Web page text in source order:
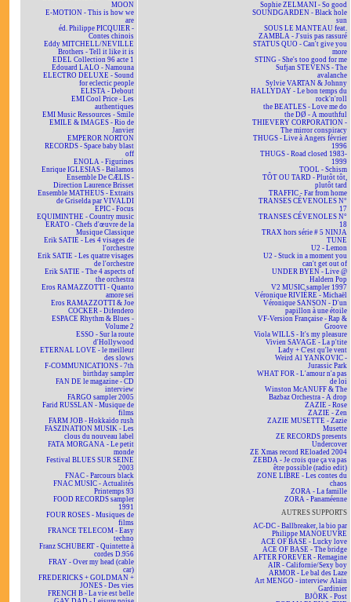
MOON
E-MOTION - This is how we
are
éd. Philippe PICQUIER -
Contes chinois
Eddy MITCHELL/NEVILLE
Brothers - Tell it like it is
EDEL Collection 96 acte 1
Edouard LALO - Namouna
ELECTRO DELUXE - Sound
for eclectic people
ELISTA - Debout
EMI Cool Price - Les
authentiques
EMI Music Ressources - Smile
EMILE & IMAGES - Rio de
Janvier
EMPEROR NORTON
RECORDS - Space baby blast
off
ENOLA - Figurines
Enrique IGLESIAS - Bailamos
Ensemble De CÆLIS -
Direction Laurence Brisset
Ensemble MATHEUS - Extraits
de Griselda par VIVALDI
EPIC - Focus
EQUIMINTHE - Country music
ERATO - Chefs d'œuvre de la
Musique Classique
Erik SATIE - Les 4 visages de
l'orchestre
Erik SATIE - Les quatre visages
de l'orchestre
Erik SATIE - The 4 aspects of
the orchestra
Eros RAMAZZOTTI - Quanto
amore sei
Eros RAMAZZOTTI & Joe
COCKER - Difendero
ESPACE Rhythm & Blues -
Volume 2
ESSO - Sur la route
d'Hollywood
ETERNAL LOVE - le meilleur
des slows
F-COMMUNICATIONS - 7th
birthday sampler
FAN DE le magazine - CD
interview
FARGO sampler 2005
Farid RUSSLAN - Musique de
films
FARM JOB - Hokkaïdo rush
FASZINATION MUSIK - Les
clous du nouveau label
FATA MORGANA - Le petit
monde
Festival BLUES SUR SEINE
2003
FNAC - Parcours black
FNAC MUSIC - Actualités
Printemps 93
FOOD RECORDS sampler
1991
FOUR ROSES - Musiques de
films
FRANCE TELECOM - Easy
techno
Franz SCHUBERT - Quintette à
cordes D.956
FRAY - Over my head (cable
car)
FREDERICKS + GOLDMAN +
JONES - Des vies
FRENCH B - La vie est belle
Sophie ZELMANI - So good
SOUNDGARDEN - Black hole
sun
SOUS LE MANTEAU feat.
ZAMBLA - J'suis pas rassuré
STATUS QUO - Can't give you
more
STING - She's too good for me
Sufjan STEVENS - The
avalanche
Sylvie VARTAN & Johnny
HALLYDAY - Le bon temps du
rock'n'roll
the BEATLES - Love me do
the DØ - A mouthful
THIEVERY CORPORATION -
The mirror conspiracy
THUGS - Live à Angers février
1996
THUGS - Road closed 1983-
1999
TOOL - Schism
TÔT OU TARD - Plutôt tôt,
plutôt tard
TRAFFIC - Far from home
TRANSES CÉVENOLES N°
17
TRANSES CÉVENOLES N°
18
TRAX hors série # 5 NINJA
TUNE
U2 - Lemon
U2 - Stuck in a moment you
can't get out of
UNDER BYEN - Live @
Haldern Pop
V2 MUSIC sampler 1997
Véronique RIVIÈRE - Michaël
Véronique SANSON - D'un
papillon à une étoile
VF-Version Française - Rap &
Groove
Viola WILLS - It's my pleasure
Vivien SAVAGE - La p'tite
Lady + C'est qu'le vent
Weird Al YANKOVIC -
Jurassic Park
WHAT FOR - L'amour n'a pas
de loi
Winston McANUFF & The
Bazbaz Orchestra - A drop
ZAZIE - Rose
ZAZIE - Zen
ZAZIE MUSETTE - Zazie
Musette
ZE RECORDS presents
Undercover
ZE Xmas record REloaded 2004
ZEBDA - Je crois que ça va pas
être possible (radio edit)
ZONE LIBRE - Les contes du
chaos
ZORA - La famille
ZORA - Panaméenne
AUTRES SUPPORTS
AC-DC - Ballbreaker, la bio par
Philippe MANOEUVRE
ACE OF BASE - Lucky love
ACE OF BASE - The bridge
AFTER FOREVER - Remagine
AIR - Californie/Sexy boy
ARMOR - Le bal des Laze
Art MENGO - interview Alain
Gardinier
BJÖRK - Post